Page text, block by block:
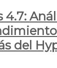
4.7:
del